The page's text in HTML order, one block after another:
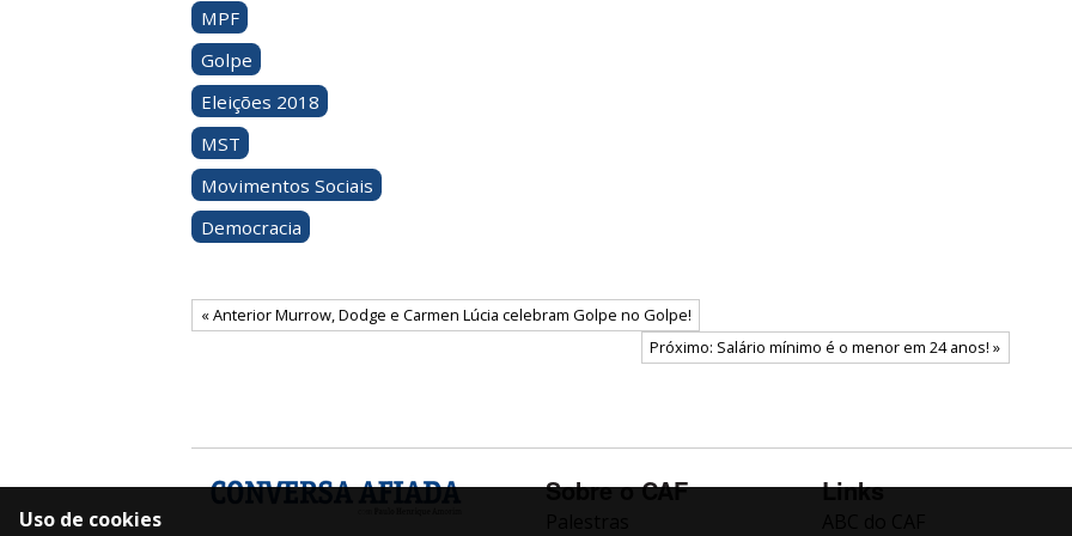
MPF
Golpe
Eleições 2018
MST
Movimentos Sociais
Democracia
« Anterior Murrow, Dodge e Carmen Lúcia celebram Golpe no Golpe!
Próximo: Salário mínimo é o menor em 24 anos! »
Sobre o CAF Links
Uso de cookies